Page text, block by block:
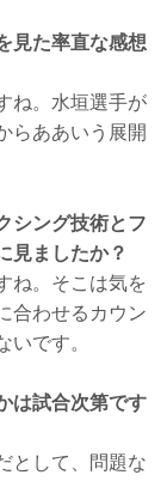
見た率直な感想
ね。水垣選手が
らああいう展開
シング技術とフ
見ましたか？
ね。そこは気を
合わせるカウン
いです。
は試合次第です
として、問題な